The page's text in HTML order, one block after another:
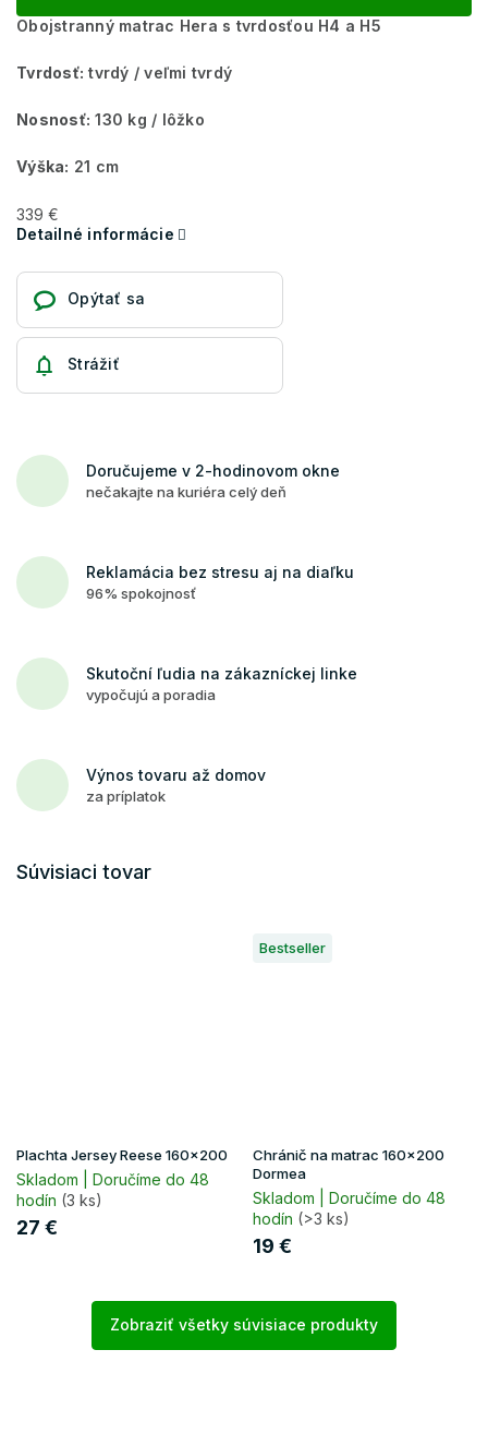
Obojstranný matrac Hera s tvrdosťou H4 a H5
Tvrdosť: tvrdý / veľmi tvrdý
Nosnosť: 130 kg / lôžko
Výška: 21 cm
339 €
Detailné informácie
Opýtať sa
Strážiť
Doručujeme v 2-hodinovom okne
nečakajte na kuriéra celý deň
Reklamácia bez stresu aj na diaľku
96% spokojnosť
Skutoční ľudia na zákazníckej linke
vypočujú a poradia
Výnos tovaru až domov
za príplatok
Súvisiaci tovar
Plachta Jersey Reese 160x200
Skladom | Doručíme do 48
hodín (3 ks)
27 €
Bestseller
Chránič na matrac 160x200
Dormea
Skladom | Doručíme do 48
hodín (>3 ks)
19 €
Zobraziť všetky súvisiace produkty